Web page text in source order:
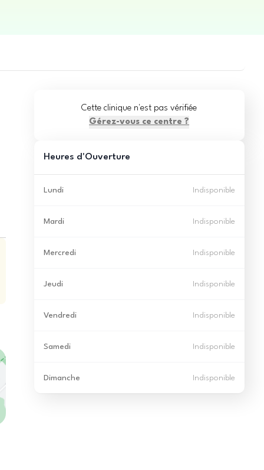
Cette clinique n'est pas vérifiée
Gérez-vous ce centre ?
Heures d'Ouverture
Lundi Indisponible
Mardi Indisponible
Mercredi Indisponible
Jeudi Indisponible
Vendredi Indisponible
Samedi Indisponible
Dimanche Indisponible